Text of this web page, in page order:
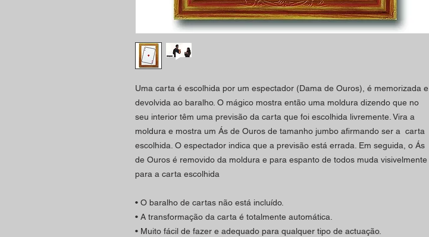
Uma carta é escolhida por um espectador (Dama de Ouros), é memorizada e
devolvida ao baralho. O mágico mostra então uma moldura dizendo que no
seu interior têm uma previsão da carta que foi escolhida livremente. Vira a
moldura e mostra um Ás de Ouros de tamanho jumbo afirmando ser a carta
escolhida. O espectador indica que a previsão está errada. Em seguida, o Ás
de Ouros é removido da moldura e para espanto de todos muda visivelmente
para a carta escolhida
• O baralho de cartas não está incluído.
• A transformação da carta é totalmente automática.
• Muito fácil de fazer e adequado para qualquer tipo de actuação.